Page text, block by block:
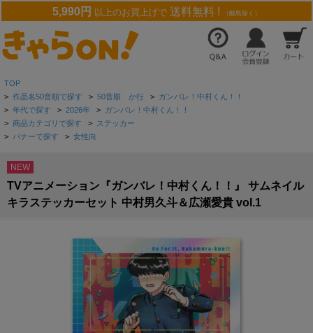
5,990円 以上のお買上げで 送料無料 ! （離島除く）
TOP
> 作品名50音順で探す > 50音順 か行 > ガンバレ！中村くん！！
> 年代で探す > 2026年 > ガンバレ！中村くん！！
> 商品カテゴリで探す > ステッカー
> バナーで探す > 女性向
NEW
TVアニメーション『ガンバレ！中村くん！！』 サムネイル
キラステッカーセット 中村男久斗＆広瀬愛貴 vol.1